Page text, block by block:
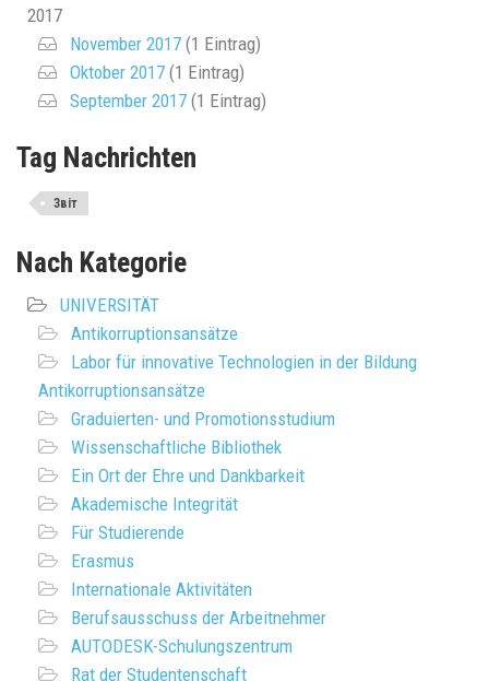
2017
November 2017 (1 Eintrag)
Oktober 2017 (1 Eintrag)
September 2017 (1 Eintrag)
Tag Nachrichten
Звіт
Nach Kategorie
UNIVERSITÄT
Antikorruptionsansätze
Labor für innovative Technologien in der Bildung
Antikorruptionsansätze
Graduierten- und Promotionsstudium
Wissenschaftliche Bibliothek
Ein Ort der Ehre und Dankbarkeit
Akademische Integrität
Für Studierende
Erasmus
Internationale Aktivitäten
Berufsausschuss der Arbeitnehmer
AUTODESK-Schulungszentrum
Rat der Studentenschaft